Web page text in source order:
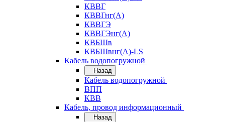
КВВГ
КВВГнг(А)
КВВГЭ
КВВГЭнг(А)
КВБШв
КВБШвнг(А)-LS
Кабель водопогружной
Назад
Кабель водопогружной
ВПП
КВВ
Кабель, провод информационный
Назад